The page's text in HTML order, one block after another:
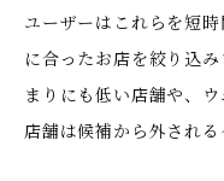
ユーザーはこれらを短
に合ったお店を絞り込み
まりにも低い店舗や、
店舗は候補から外される